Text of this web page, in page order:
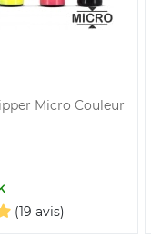
Micro Couleur
(19 avis)